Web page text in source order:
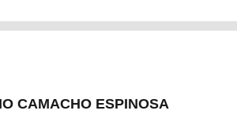
CAMACHO ESPINOSA